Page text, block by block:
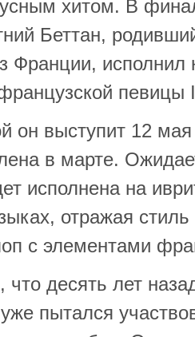
хитом. В
Беттан,
Франции, исполнил
певицы
он выступит 12
в марте.
исполнена на
отражая
с элементами
что десять лет
пытался